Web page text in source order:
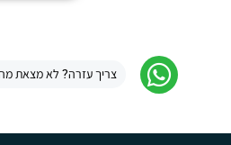
צריך עזרה? לא מצאת